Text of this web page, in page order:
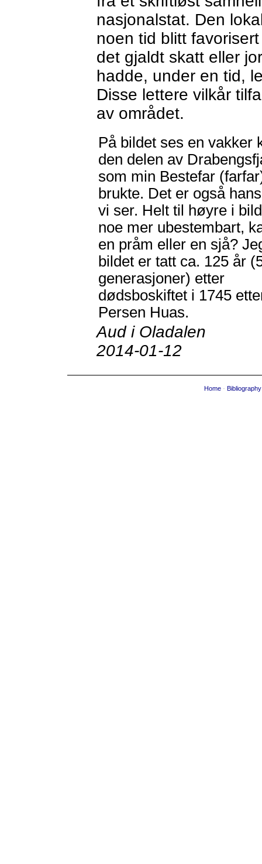
nasjonalstat. Den
noen tid blitt
det gjaldt skatt eller
hadde, under en tid,
Disse lettere vilkår
av området.
På bildet ses en vakker
den delen av
som min Bestefar
brukte. Det er også
vi ser. Helt til høyre i
noe mer ubestembart,
en pråm eller en sjå?
bildet er tatt ca. 125 år
generasjoner) etter
dødsboskiftet i 1745
Persen Huas.
Aud i Oladalen
2014-01-12
Home - Bibliography